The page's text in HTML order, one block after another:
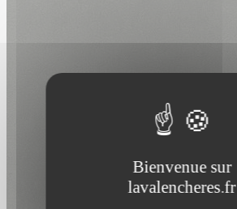
Bienvenue sur
lavalencheres.fr